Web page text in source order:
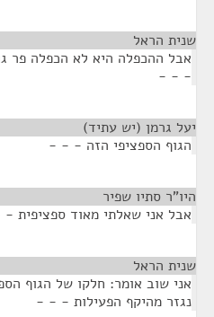
שנית הראל
אבל ההכפלה היא לא הכפלה פר
- - -
יעל גרמן (יש עתיד)
הגוף הספציפי הזה - - -
היו"ר סתיו שפיר
אבל אני שאלתי מאוד ספציפית
שנית הראל
אני שוב אומר: חלקו של הגוף
נגזר מהיקף הפעילות - - -